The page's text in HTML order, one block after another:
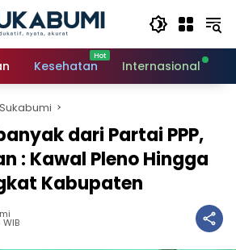
Kesehatan Internasional
dari Partai PPP,
: Kawal Pleno Hingga
Kabupaten